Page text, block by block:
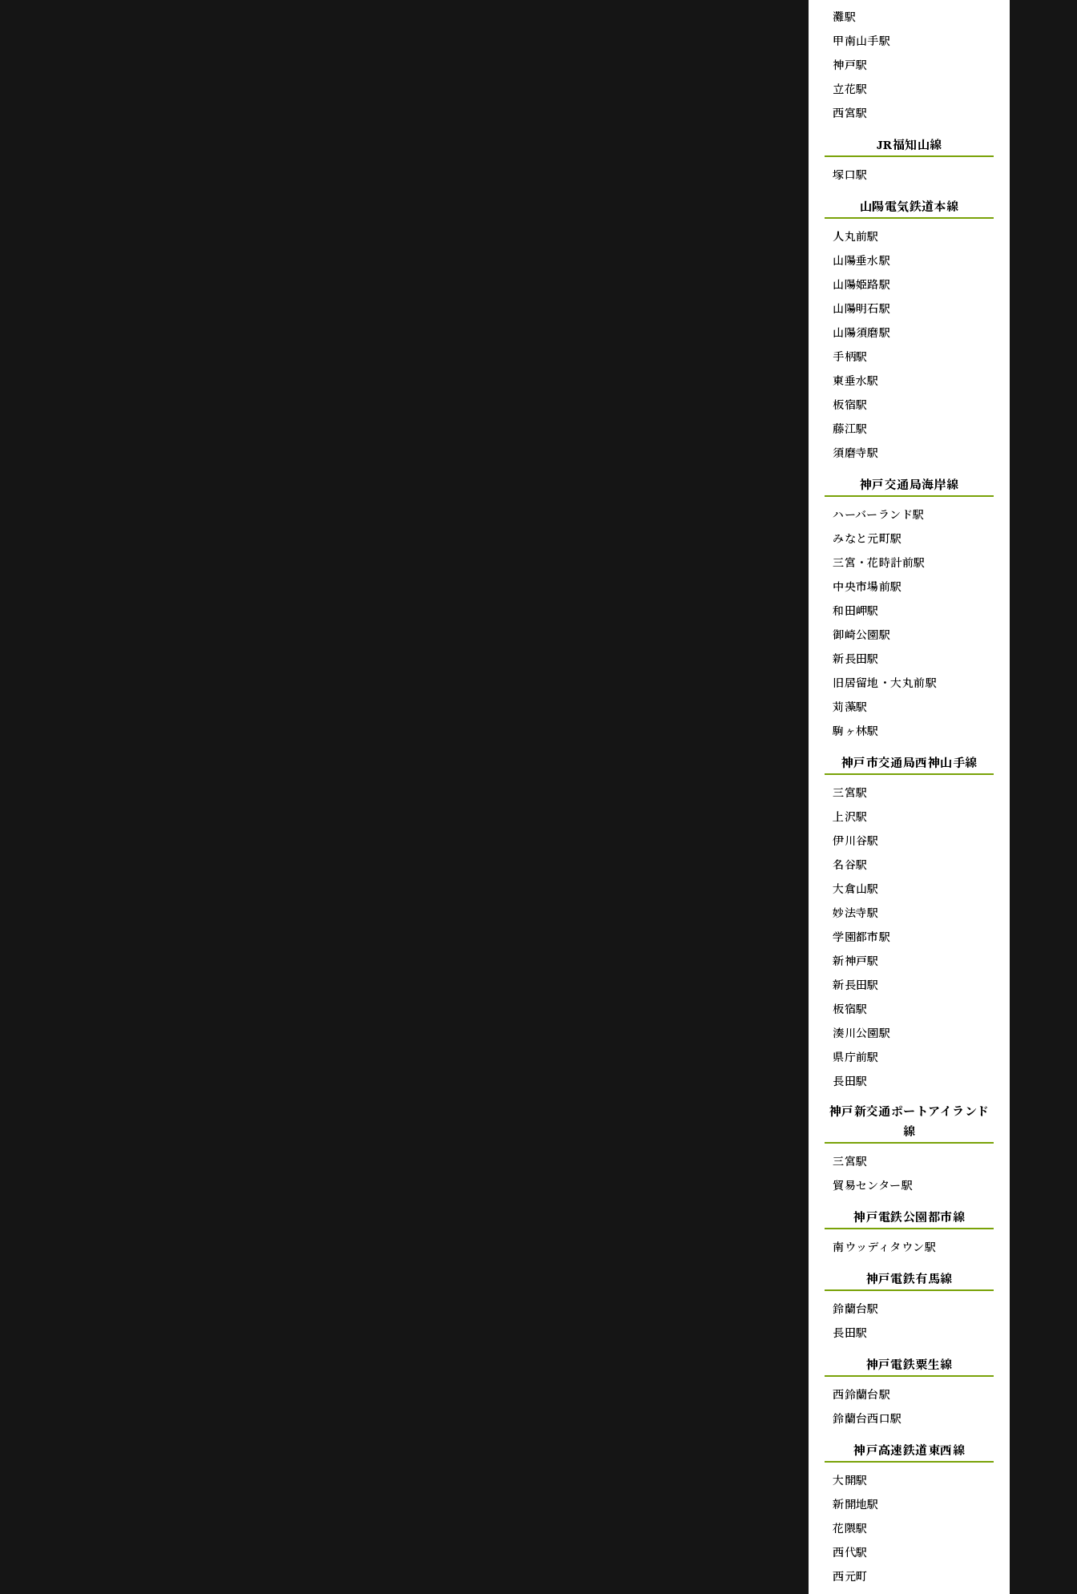
灘駅
甲南山手駅
神戸駅
立花駅
西宮駅
JR福知山線
塚口駅
山陽電気鉄道本線
人丸前駅
山陽垂水駅
山陽姫路駅
山陽明石駅
山陽須磨駅
手柄駅
東垂水駅
板宿駅
藤江駅
須磨寺駅
神戸交通局海岸線
ハーバーランド駅
みなと元町駅
三宮・花時計前駅
中央市場前駅
和田岬駅
御崎公園駅
新長田駅
旧居留地・大丸前駅
苅藻駅
駒ヶ林駅
神戸市交通局西神山手線
三宮駅
上沢駅
伊川谷駅
名谷駅
大倉山駅
妙法寺駅
学園都市駅
新神戸駅
新長田駅
板宿駅
湊川公園駅
県庁前駅
長田駅
神戸新交通ポートアイランド
線
三宮駅
貿易センター駅
神戸電鉄公園都市線
南ウッディタウン駅
神戸電鉄有馬線
鈴蘭台駅
長田駅
神戸電鉄粟生線
西鈴蘭台駅
鈴蘭台西口駅
神戸高速鉄道東西線
大開駅
新開地駅
花隈駅
西代駅
西元町